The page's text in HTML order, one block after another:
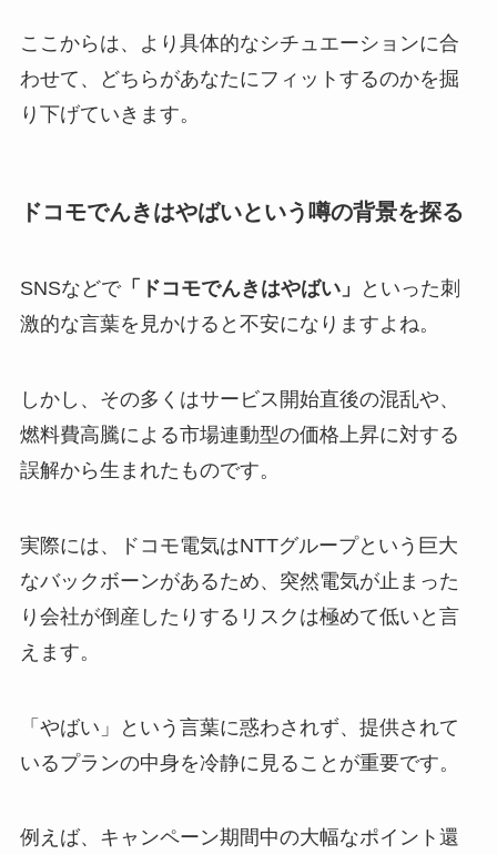
ここからは、より具体的なシチュエーションに合
わせて、どちらがあなたにフィットするのかを掘
り下げていきます。
ドコモでんきはやばいという噂の背景を探る
SNSなどで「ドコモでんきはやばい」
といった刺
激的な言葉を見かけると不安になりますよね。
しかし、その多くはサービス開始直後の混乱や、
燃料費高騰による市場連動型の価格上昇に対する
誤解から生まれたものです。
実際には、ドコモ電気はNTTグループという巨大
なバックボーンがあるため、突然電気が止まった
り会社が倒産したりするリスクは極めて低いと言
えます。
「やばい」という言葉に惑わされず、提供されて
いるプランの中身を冷静に見ることが重要です。
例えば、キャンペーン期間中の大幅なポイント還